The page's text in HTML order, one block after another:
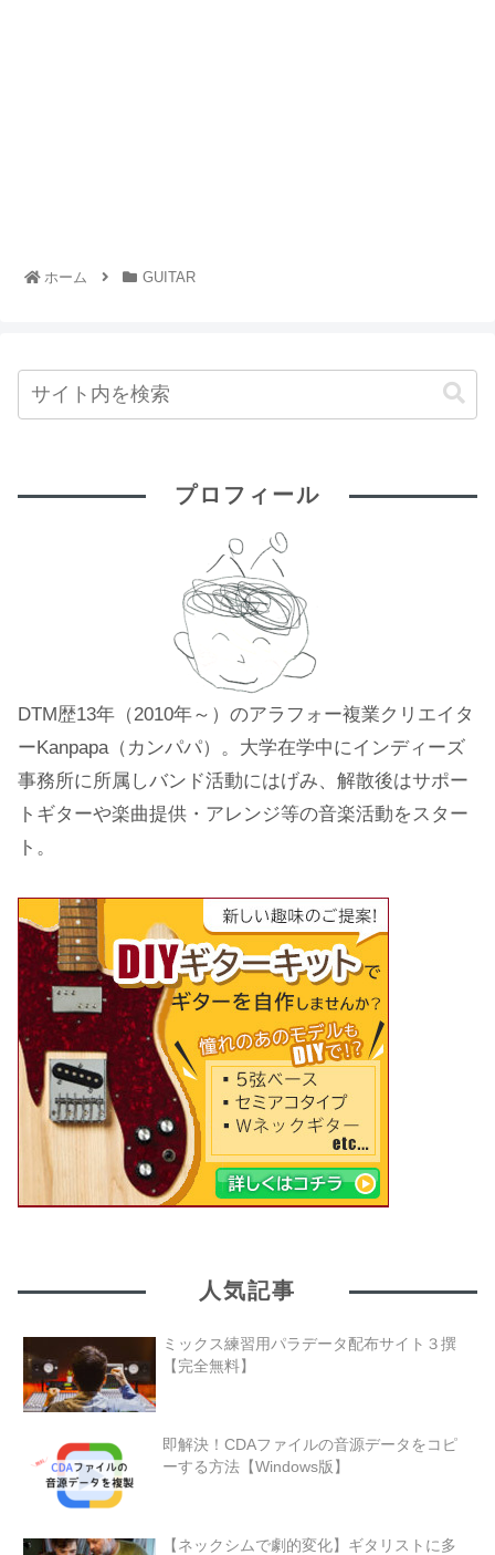
ホーム GUITAR
プロフィール
DTM歴13年（2010年～）のアラフォー複業クリエイタ
ーKanpapa（カンパパ）。大学在学中にインディーズ
事務所に所属しバンド活動にはげみ、解散後はサポー
トギターや楽曲提供・アレンジ等の音楽活動をスター
ト。
人気記事
ミックス練習用パラデータ配布サイト３撰
【完全無料】
即解決！CDAファイルの音源データをコピ
ーする方法【Windows版】
【ネックシムで劇的変化】ギタリストに多